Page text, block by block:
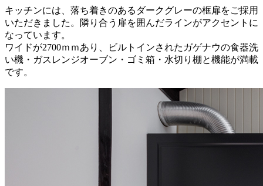
キッチンには、落ち着きのあるダークグレーの框扉をご採用
いただきました。隣り合う扉を囲んだラインがアクセントに
なっています。
ワイドが2700ｍｍあり、ビルトインされたガゲナウの食器洗
い機・ガスレンジオーブン・ゴミ箱・水切り棚と機能が満載
です。